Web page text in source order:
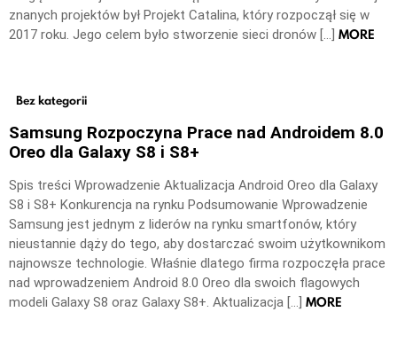
znanych projektów był Projekt Catalina, który rozpoczął się w
2017 roku. Jego celem było stworzenie sieci dronów […] MORE
Bez kategorii
Samsung Rozpoczyna Prace nad Androidem 8.0
Oreo dla Galaxy S8 i S8+
Spis treści Wprowadzenie Aktualizacja Android Oreo dla Galaxy
S8 i S8+ Konkurencja na rynku Podsumowanie Wprowadzenie
Samsung jest jednym z liderów na rynku smartfonów, który
nieustannie dąży do tego, aby dostarczać swoim użytkownikom
najnowsze technologie. Właśnie dlatego firma rozpoczęła prace
nad wprowadzeniem Android 8.0 Oreo dla swoich flagowych
modeli Galaxy S8 oraz Galaxy S8+. Aktualizacja […] MORE